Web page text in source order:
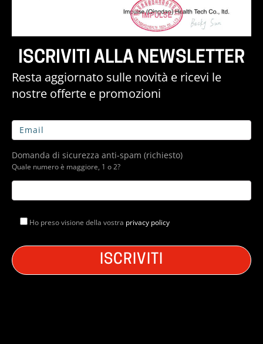
ISCRIVITI ALLA NEWSLETTER
Resta aggiornato sulle novità e ricevi le
nostre offerte e promozioni
Domanda di sicurezza anti-spam (richiesto)
Quale numero è maggiore, 1 o 2?
Ho preso visione della vostra privacy policy